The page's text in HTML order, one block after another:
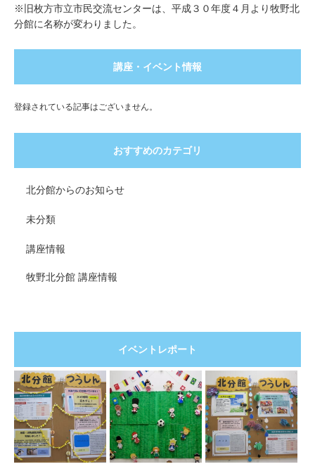
※旧枚方市立市民交流センターは、平成３０年度４月より牧野北
分館に名称が変わりました。
講座・イベント情報
登録されている記事はございません。
おすすめのカテゴリ
北分館からのお知らせ
未分類
講座情報
牧野北分館 講座情報
イベントレポート